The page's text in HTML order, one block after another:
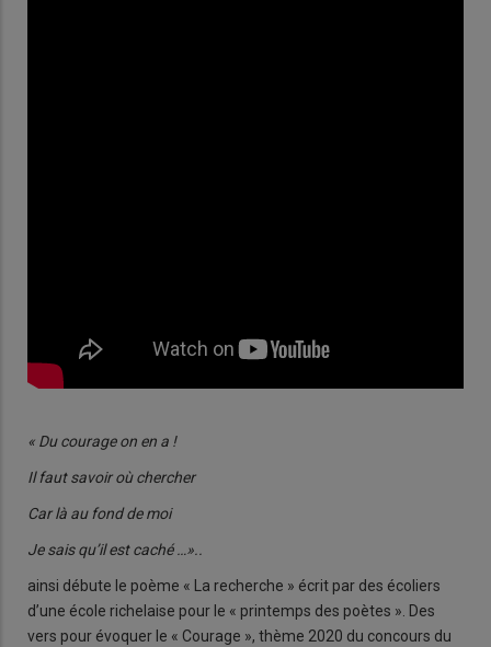
« Du courage on en a !
Il faut savoir où chercher
Car là au fond de moi
Je sais qu’il est caché …»..
ainsi débute le poème « La recherche » écrit par des écoliers
d’une école richelaise pour le « printemps des poètes ». Des
vers pour évoquer le « Courage », thème 2020 du concours du